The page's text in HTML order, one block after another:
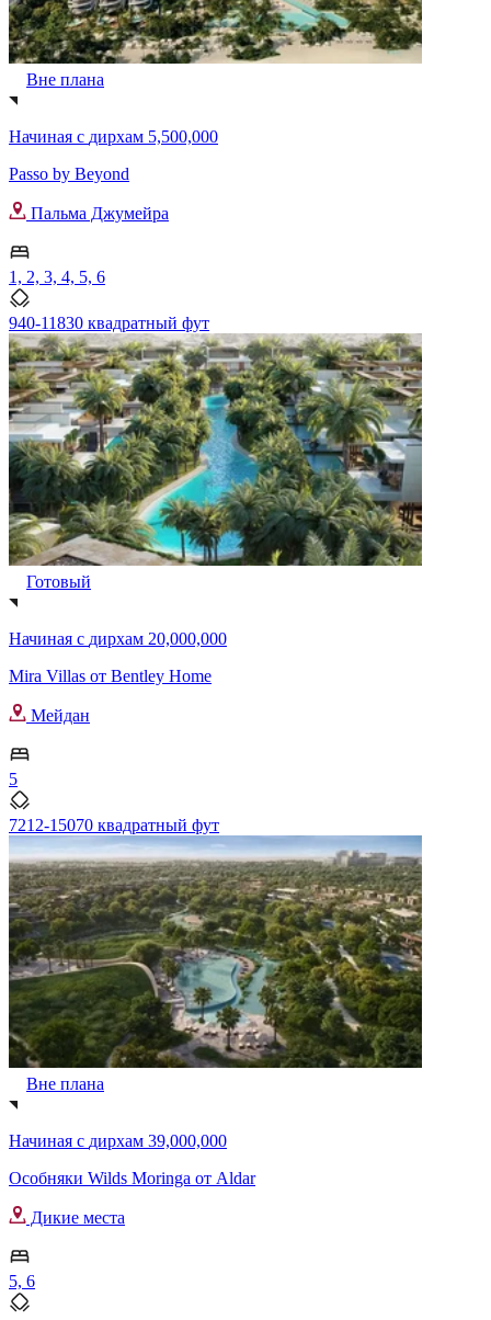
Вне плана
Начиная с дирхам 5,500,000
Passo by Beyond
Пальма Джумейра
1, 2, 3, 4, 5, 6
940-11830 квадратный фут
Готовый
Начиная с дирхам 20,000,000
Mira Villas от Bentley Home
Мейдан
5
7212-15070 квадратный фут
Вне плана
Начиная с дирхам 39,000,000
Особняки Wilds Moringa от Aldar
Дикие места
5, 6